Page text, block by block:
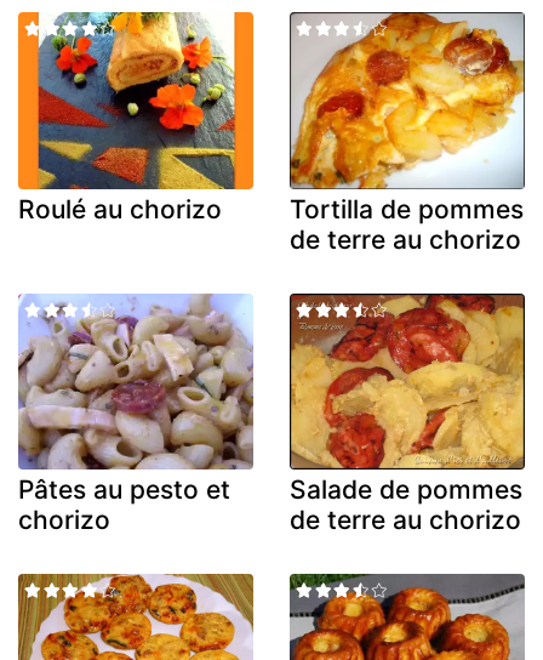
Roulé au chorizo
Tortilla de pommes
de terre au chorizo
Pâtes au pesto et
chorizo
Salade de pommes
de terre au chorizo